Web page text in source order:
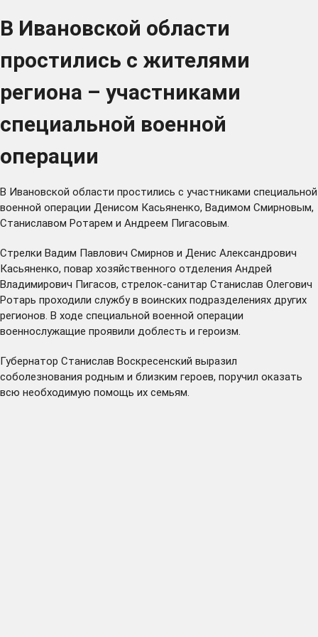
В Ивановской области
простились с жителями
региона – участниками
специальной военной
операции
В Ивановской области простились с участниками специальной
военной операции Денисом Касьяненко, Вадимом Смирновым,
Станиславом Ротарем и Андреем Пигасовым.
Стрелки Вадим Павлович Смирнов и Денис Александрович
Касьяненко, повар хозяйственного отделения Андрей
Владимирович Пигасов, стрелок-санитар Станислав Олегович
Ротарь проходили службу в воинских подразделениях других
регионов. В ходе специальной военной операции
военнослужащие проявили доблесть и героизм.
Губернатор Станислав Воскресенский выразил
соболезнования родным и близким героев, поручил оказать
всю необходимую помощь их семьям.